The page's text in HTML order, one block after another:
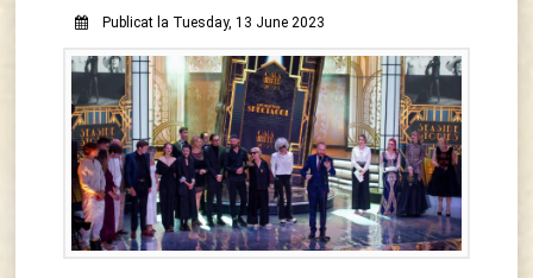
Publicat la Tuesday, 13 June 2023